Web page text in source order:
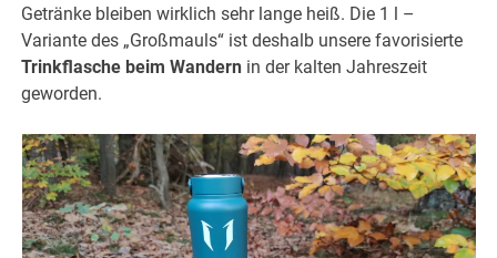
Getränke bleiben wirklich sehr lange heiß. Die 1 l –
Variante des „Großmauls“ ist deshalb unsere favorisierte
Trinkflasche beim Wandern in der kalten Jahreszeit
geworden.